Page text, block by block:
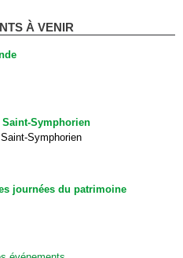
À VENIR
Symphorien
Symphorien
journées du patrimoine